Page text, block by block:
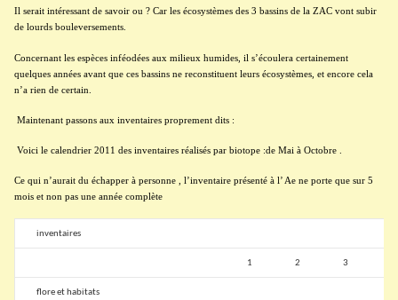
Il serait intéressant de savoir ou ? Car les écosystèmes des 3 bassins de la ZAC vont subir
de lourds bouleversements.
Concernant les espèces inféodées aux milieux humides, il s’écoulera certainement
quelques années avant que ces bassins ne reconstituent leurs écosystèmes, et encore cela
n’a rien de certain.
Maintenant passons aux inventaires proprement dits :
Voici le calendrier 2011 des inventaires réalisés par biotope :de Mai à Octobre .
Ce qui n’aurait du échapper à personne , l’inventaire présenté à l’ Ae ne porte que sur 5
mois et non pas une année complète
inventaires
1 2 3
flore et habitats